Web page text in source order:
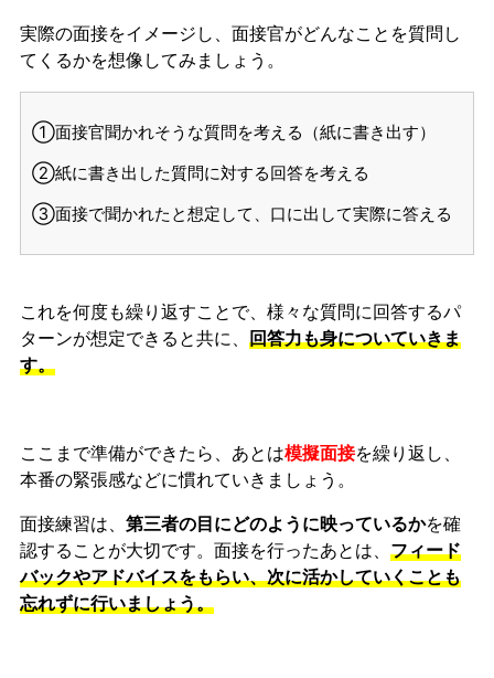
実際の面接をイメージし、面接官がどんなことを質問し
てくるかを想像してみましょう。
①面接官聞かれそうな質問を考える（紙に書き出す）
②紙に書き出した質問に対する回答を考える
③面接で聞かれたと想定して、口に出して実際に答える
これを何度も繰り返すことで、様々な質問に回答するパ
ターンが想定できると共に、 回答力も身についていきま
す。
ここまで準備ができたら、あとは模擬面接を繰り返し、
本番の緊張感などに慣れていきましょう。
面接練習は、 第三者の目にどのように映っているかを確
認することが大切です。面接を行ったあとは、 フィード
バックやアドバイスをもらい、次に活かしていくことも
忘れずに行いましょう。